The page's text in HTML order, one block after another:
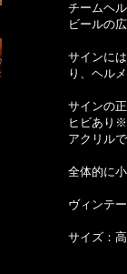
チームヘ
ビールの
サインに
り、ヘル
サインの
ヒビあり
アクリル
全体的に
ヴィンテ
サイズ：